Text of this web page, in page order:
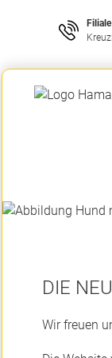
DIE
Wir freuen